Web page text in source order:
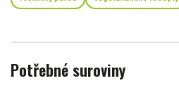
Potřebné suroviny